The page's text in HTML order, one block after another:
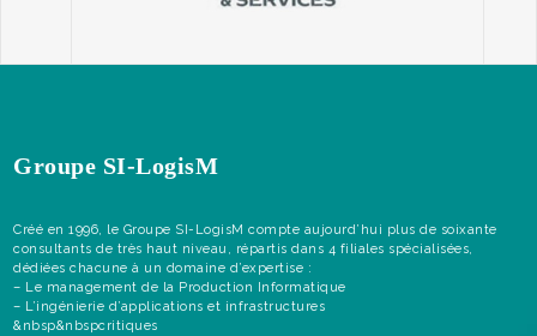
Groupe SI-LogisM
Créé en 1996, le Groupe SI-LogisM compte aujourd’hui plus de soixante
consultants de très haut niveau, répartis dans 4 filiales spécialisées,
dédiées chacune à un domaine d’expertise :
– Le management de la Production Informatique
– L’ingénierie d’applications et infrastructures
&nbsp&nbspcritiques